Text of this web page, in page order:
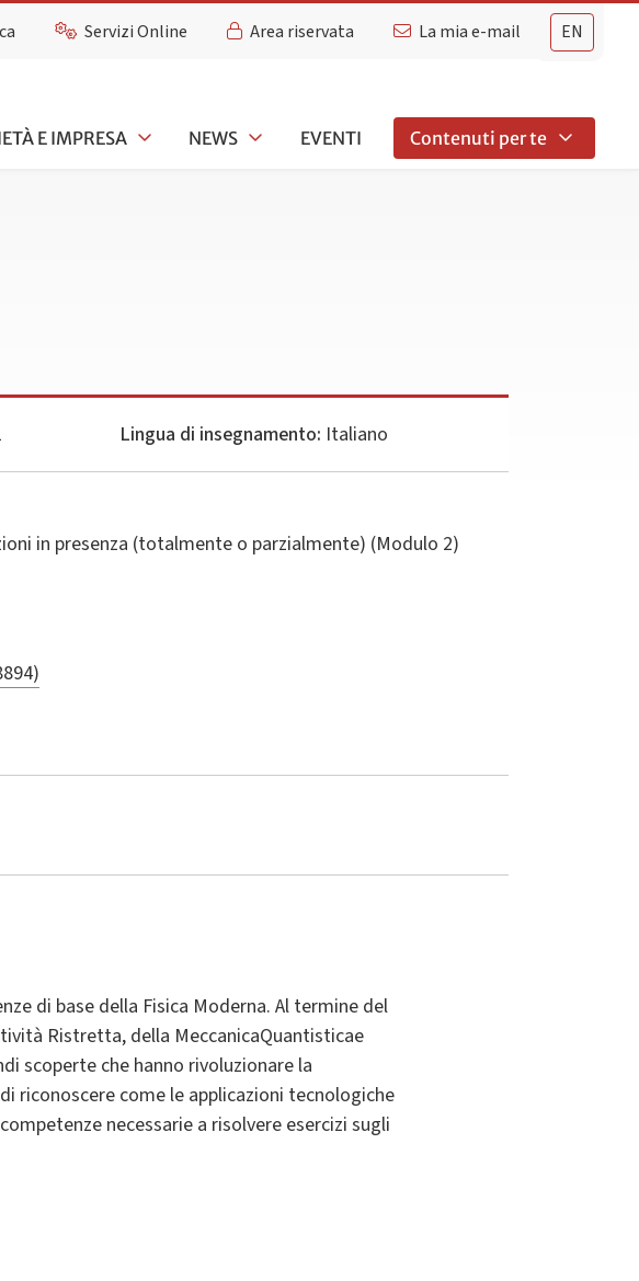
EN
Servizi Online Area riservata La mia e-mail
E IMPRESA NEWS EVENTI Contenuti per te
Lingua di insegnamento: Italiano
in presenza (totalmente o parzialmente) (Modulo 2)
di base della Fisica Moderna. Al termine del
Ristretta, della MeccanicaQuantisticae
scoperte che hanno rivoluzionare la
riconoscere come le applicazioni tecnologiche
necessarie a risolvere esercizi sugli